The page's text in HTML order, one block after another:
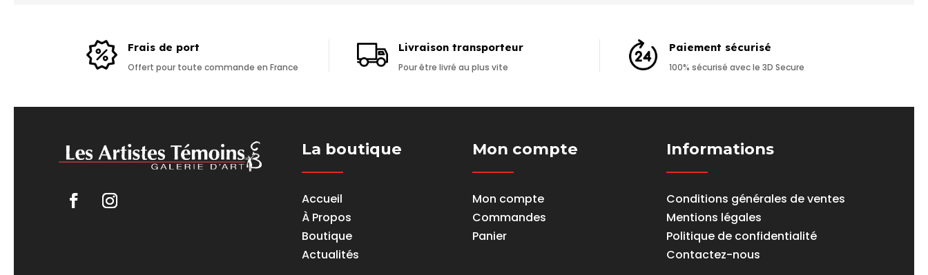
Frais de port
Offert pour toute commande en France
Livraison transporteur
Pour être livré au plus vite
Paiement sécurisé
100% sécurisé avec le 3D Secure
La boutique
Accueil
À Propos
Boutique
Actualités
Mon compte
Mon compte
Commandes
Panier
Informations
Conditions générales de ventes
Mentions légales
Politique de confidentialité
Contactez-nous